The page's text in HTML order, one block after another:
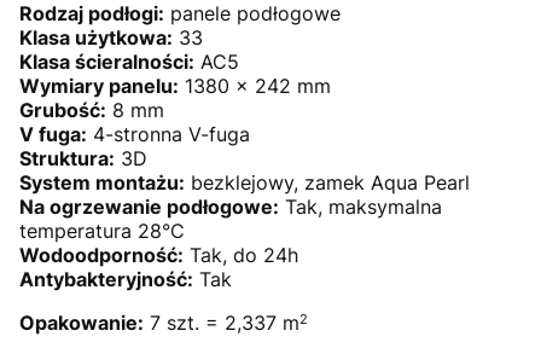
Rodzaj podłogi: panele podłogowe
Klasa użytkowa: 33
Klasa ścieralności: AC5
Wymiary panelu: 1380 x 242 mm
Grubość: 8 mm
V fuga: 4-stronna V-fuga
Struktura: 3D
System montażu: bezklejowy, zamek Aqua Pearl
Na ogrzewanie podłogowe: Tak, maksymalna
temperatura 28°C
Wodoodporność: Tak, do 24h
Antybakteryjność: Tak
Opakowanie: 7 szt. = 2,337 m2